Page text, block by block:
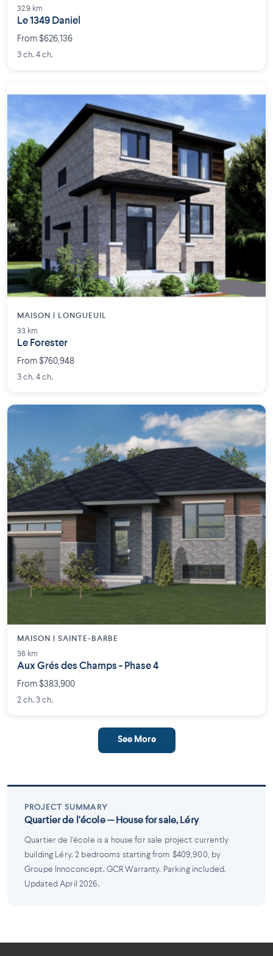
Quartier de l'école — House for sale, Léry
PROJECT SUMMARY
Quartier de l'école is a house for sale project currently
building Léry. 2 bedrooms starting from $409,900, by
Groupe Innoconcept. GCR Warranty. Parking included.
Updated April 2026.
32.9 km
Le 1349 Daniel
From $626,136
3 ch. 4 ch.
MAISON | LONGUEUIL
33 km
Le Forester
From $760,948
3 ch. 4 ch.
MAISON | SAINTE-BARBE
36 km
Aux Grés des Champs - Phase 4
From $383,900
2 ch. 3 ch.
See More